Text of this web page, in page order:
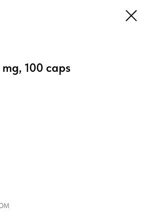
100 caps